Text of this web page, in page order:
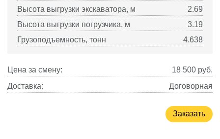
Высота выгрузки экскаватора, м
2.69
Высота выгрузки погрузчика, м
3.19
Грузоподъемность, тонн
4.638
Цена за смену: 18 500 руб.
Доставка:
Договорная
Заказать